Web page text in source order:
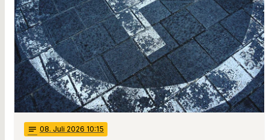
notes 08. Juli 2026 10:15